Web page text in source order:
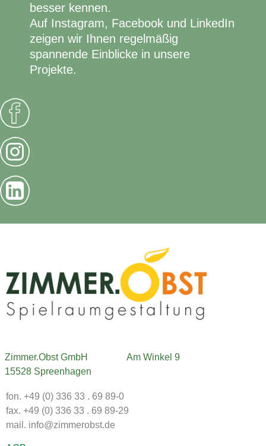
besser kennen.
Auf Instagram, Facebook und LinkedIn
zeigen wir Ihnen regelmäßig
spannende Einblicke in unsere
Projekte.
Zimmer.Obst GmbH
Am Winkel 9
15528 Spreenhagen
fon. +49 (0) 336 33 . 69 89-0
fax. +49 (0) 336 33 . 69 89-29
mail. info@zimmerobst.de